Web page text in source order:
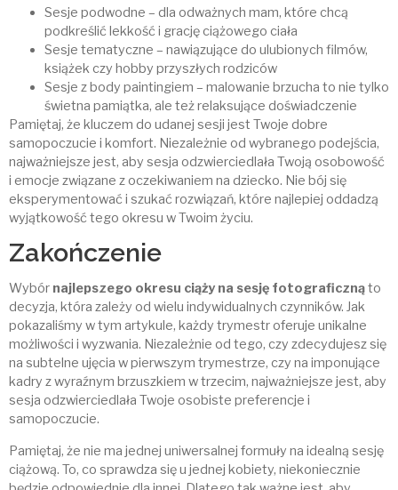
Sesje podwodne – dla odważnych mam, które chcą
podkreślić lekkość i grację ciążowego ciała
Sesje tematyczne – nawiązujące do ulubionych filmów,
książek czy hobby przyszłych rodziców
Sesje z body paintingiem – malowanie brzucha to nie tylko
świetna pamiątka, ale też relaksujące doświadczenie
Pamiętaj, że kluczem do udanej sesji jest Twoje dobre
samopoczucie i komfort. Niezależnie od wybranego podejścia,
najważniejsze jest, aby sesja odzwierciedlała Twoją osobowość
i emocje związane z oczekiwaniem na dziecko. Nie bój się
eksperymentować i szukać rozwiązań, które najlepiej oddadzą
wyjątkowość tego okresu w Twoim życiu.
Zakończenie
Wybór najlepszego okresu ciąży na sesję fotograficznąto
decyzja, która zależy od wielu indywidualnych czynników. Jak
pokazaliśmy w tym artykule, każdy trymestr oferuje unikalne
możliwości i wyzwania. Niezależnie od tego, czy zdecydujesz się
na subtelne ujęcia w pierwszym trymestrze, czy na imponujące
kadry z wyraźnym brzuszkiem w trzecim, najważniejsze jest, aby
sesja odzwierciedlała Twoje osobiste preferencje i
samopoczucie.
Pamiętaj, że nie ma jednej uniwersalnej formuły na idealną sesję
ciążową. To, co sprawdza się u jednej kobiety, niekoniecznie